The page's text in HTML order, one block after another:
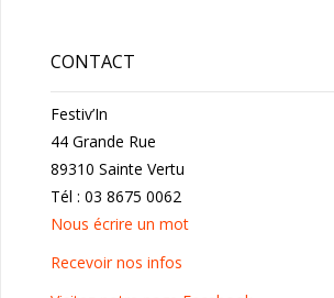
CONTACT
Festiv’In
44 Grande Rue
89310 Sainte Vertu
Tél : 03 8675 0062
Nous écrire un mot
Recevoir nos infos